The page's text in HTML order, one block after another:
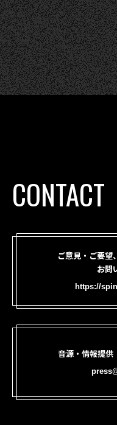
CONTACT
ご意見・ご要望
お問
https://
音源・情報提供